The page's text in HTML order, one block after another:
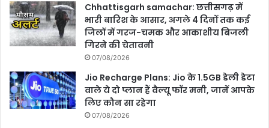
Chhattisgarh samachar: छत्तीसगढ़ में
भारी बारिश के आसार, अगले 4 दिनों तक कई
जिलों में गरज-चमक और आकाशीय बिजली
गिरने की चेतावनी
07/08/2026
Jio Recharge Plans: Jio के 1.5GB डेली डेटा
वाले ये दो प्लान हैं वैल्यू फॉर मनी, जानें आपके
लिए कौन सा रहेगा
07/08/2026